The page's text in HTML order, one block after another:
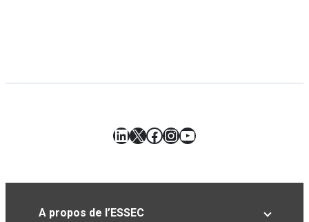
LinkedIn
X Facebook
Instagram
YouTube
A propos de l’ESSEC